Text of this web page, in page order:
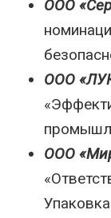
ООО
ООО
ООО